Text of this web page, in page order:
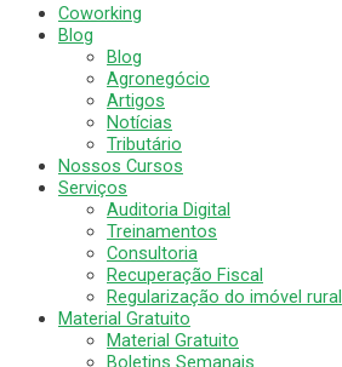
Coworking
Blog
Blog
Agronegócio
Artigos
Notícias
Tributário
Nossos Cursos
Serviços
Auditoria Digital
Treinamentos
Consultoria
Recuperação Fiscal
Regularização do imóvel rural
Material Gratuito
Material Gratuito
Boletins Semanais